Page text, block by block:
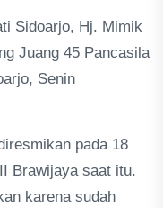
Sidoarjo, Hj. Mimik
Juang 45 Pancasila
Senin
pada 18
Brawijaya saat itu.
karena sudah